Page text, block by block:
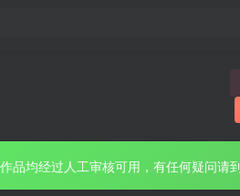
品均经过人工审核可用，有任何疑问请